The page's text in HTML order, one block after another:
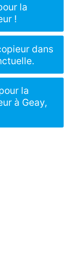
la
!
dans
la
à Geay,